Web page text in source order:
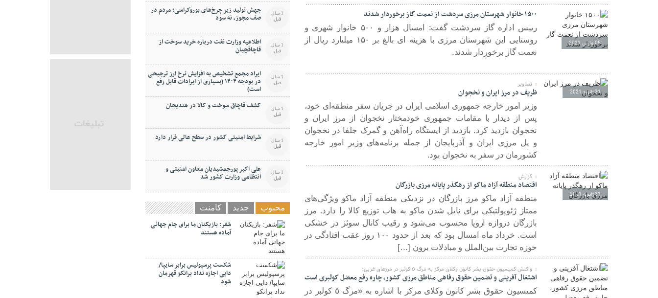
08 مارس 2021
۱۵۰۰ خانوار شهرستان مرزی سردشت از نعمت گاز برخوردار شدند
رییس اداره گاز سردشت گفت: امسال هزار و ۵۰۰ خانوار شهری و
روستایی این شهرستان مرزی با هزینه ای بالغ بر ۱۵۰ میلیارد ریال از
نعمت گاز برخوردار شدند.
31 ژانویه 2021
تصاویر
ظریف در مرز ایران و نخجوان
وزیر امور خارجه جمهوری اسلامی ایران در جریان سفر منطقه‌ای خود،
پس از دیدار با مقامات جمهوری خودمختار نخجوان از مرز ایران و
نخجوان بازدید کرد. بازدید از ایستگاه راه‌آهن و گمرک جلفا در نخجوان
و پل مرزی ایران و آذربایجان از جمله برنامه‌های وزیر امور خارجه
کشورمان در سفر به نخجوان بود.
31 ژانویه 2021
گزارش
اقتصاد منطقه آزاد ماکو از رهگذر پایانه مرزی بازرگان
منطقه آزاد ماکو مرز بازرگان در نزدیکی منطقه آزاد ماکو ویژگی‌های
ممتاز ژئوپولتیکی برای نایل شدن ماکو به هاب توزیع کالا را دارد. مرز
بازرگان دروازه اروپا محسوب می‌شود و رقیب کانال سوئز در خشکی
است. خرداد ماه امسال بود که بعد از حدود ۱۰۰ روز عقب افتادگی در
حوزه تجارت بین‌الملل و مبادلات برون […]
واکنش کمیسیون حقوق بشر کانون وکلای مرکز به مرگ ٥ کولبر در مرزهای غربی؛
اشتغال آفرینی و تضمین حقوق رفاهی مناطق مرزی کشور، چاره رفع معضل کولبری است
​کمیسیون حقوق بشر کانون وکلای مرکز با اشاره به «مرگ ٥ کولبر در
جهش تولید زیر چرخ‌های بوروکراسی؛ مردم در
صف مجوز، نه سود 1 سال
قبل
اطلاعیه وزارت نفت درباره خرید سوخت از
قاچاقچیان 1 سال
قبل
ایراد مجمع تشخیص به افزایش نرخ ارز ترجیحی
در بودجه ۱۴۰۴ (بسیاری از ایرادات قابل رفع
است)
1 سال
قبل
کشف قاچاق سوخت و کالا در هندیجان 1 سال
قبل
شرایط امنیتی کشور در سطح عالی قرار دارد 1 سال
قبل
علی اکبر پورجمشیدیان معاون امنیتی و
انتظامی وزارت کشور شد 1 سال
قبل
محبوب جدید کامنت
شفر: بازیکنان ما برای جام جهانی
آماده هستند
شکست پرسپولیس برابر سایپا/
دایی اجازه نداد برانکو قهرمان
شود